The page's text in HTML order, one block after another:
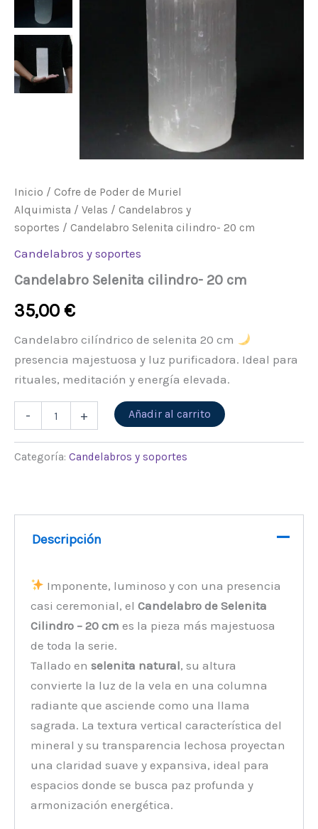
Inicio / Cofre de Poder de Muriel
Alquimista / Velas / Candelabros y
soportes / Candelabro Selenita cilindro- 20 cm
Candelabros y soportes
Candelabro Selenita cilindro- 20 cm
35,00 €
Candelabro cilíndrico de selenita 20 cm
presencia majestuosa y luz purificadora. Ideal para
rituales, meditación y energía elevada.
- + Añadir al carrito
Categoría: Candelabros y soportes
Descripción
Imponente, luminoso y con una presencia
casi ceremonial, elCandelabro de Selenita
Cilindro – 20 cm es la pieza más majestuosa
de toda la serie.
Tallado enselenita natural, su altura
convierte la luz de la vela en una columna
radiante que asciende como una llama
sagrada. La textura vertical característica del
mineral y su transparencia lechosa proyectan
una claridad suave y expansiva, ideal para
espacios donde se busca paz profunda y
armonización energética.